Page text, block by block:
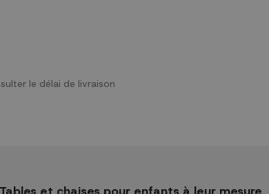
le délai de livraison